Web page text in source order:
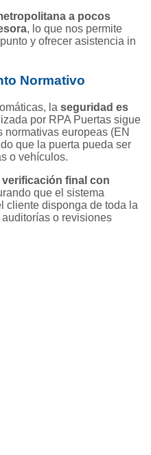
a pocos
, lo que nos permite
y ofrecer asistencia in
Normativo
la seguridad es
por RPA Puertas sigue
normativas europeas (EN
que la puerta pueda ser
o vehículos.
verificación final con
que el sistema
cliente disponga de toda la
o revisiones